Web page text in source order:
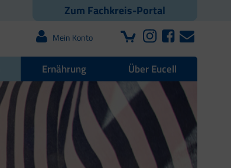
Zum Fachkreis-Portal
Mein Konto
Ernährung Über Eucell